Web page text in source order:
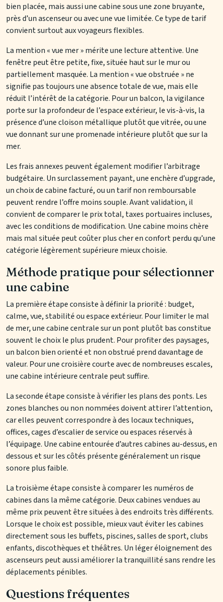
bien placée, mais aussi une cabine sous une zone bruyante,
près d’un ascenseur ou avec une vue limitée. Ce type de tarif
convient surtout aux voyageurs flexibles.
La mention « vue mer » mérite une lecture attentive. Une
fenêtre peut être petite, fixe, située haut sur le mur ou
partiellement masquée. La mention « vue obstruée » ne
signifie pas toujours une absence totale de vue, mais elle
réduit l’intérêt de la catégorie. Pour un balcon, la vigilance
porte sur la profondeur de l’espace extérieur, le vis-à-vis, la
présence d’une cloison métallique plutôt que vitrée, ou une
vue donnant sur une promenade intérieure plutôt que sur la
mer.
Les frais annexes peuvent également modifier l’arbitrage
budgétaire. Un surclassement payant, une enchère d’upgrade,
un choix de cabine facturé, ou un tarif non remboursable
peuvent rendre l’offre moins souple. Avant validation, il
convient de comparer le prix total, taxes portuaires incluses,
avec les conditions de modification. Une cabine moins chère
mais mal située peut coûter plus cher en confort perdu qu’une
catégorie légèrement supérieure mieux choisie.
Méthode pratique pour sélectionner
une cabine
La première étape consiste à définir la priorité : budget,
calme, vue, stabilité ou espace extérieur. Pour limiter le mal
de mer, une cabine centrale sur un pont plutôt bas constitue
souvent le choix le plus prudent. Pour profiter des paysages,
un balcon bien orienté et non obstrué prend davantage de
valeur. Pour une croisière courte avec de nombreuses escales,
une cabine intérieure centrale peut suffire.
La seconde étape consiste à vérifier les plans des ponts. Les
zones blanches ou non nommées doivent attirer l’attention,
car elles peuvent correspondre à des locaux techniques,
offices, cages d’escalier de service ou espaces réservés à
l’équipage. Une cabine entourée d’autres cabines au-dessus, en
dessous et sur les côtés présente généralement un risque
sonore plus faible.
La troisième étape consiste à comparer les numéros de
cabines dans la même catégorie. Deux cabines vendues au
même prix peuvent être situées à des endroits très différents.
Lorsque le choix est possible, mieux vaut éviter les cabines
directement sous les buffets, piscines, salles de sport, clubs
enfants, discothèques et théâtres. Un léger éloignement des
ascenseurs peut aussi améliorer la tranquillité sans rendre les
déplacements pénibles.
Questions fréquentes